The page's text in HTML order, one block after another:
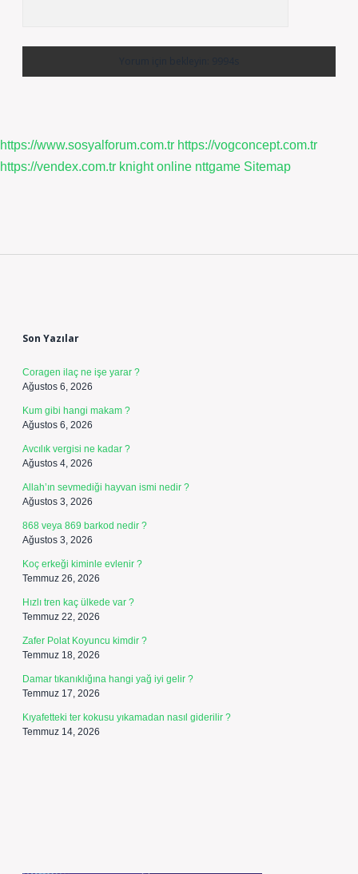
https://www.sosyalforum.com.tr https://vogconcept.com.tr
https://vendex.com.tr knight online nttgame Sitemap
Son Yazılar
Coragen ilaç ne işe yarar ?
Ağustos 6, 2026
Kum gibi hangi makam ?
Ağustos 6, 2026
Avcılık vergisi ne kadar ?
Ağustos 4, 2026
Allah’ın sevmediği hayvan ismi nedir ?
Ağustos 3, 2026
868 veya 869 barkod nedir ?
Ağustos 3, 2026
Koç erkeği kiminle evlenir ?
Temmuz 26, 2026
Hızlı tren kaç ülkede var ?
Temmuz 22, 2026
Zafer Polat Koyuncu kimdir ?
Temmuz 18, 2026
Damar tıkanıklığına hangi yağ iyi gelir ?
Temmuz 17, 2026
Kıyafetteki ter kokusu yıkamadan nasıl giderilir ?
Temmuz 14, 2026